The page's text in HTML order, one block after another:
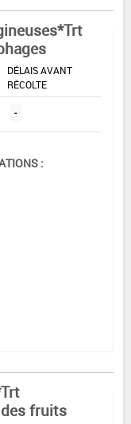
DÉLAIS AVANT
RÉCOLTE
-
:
fruits